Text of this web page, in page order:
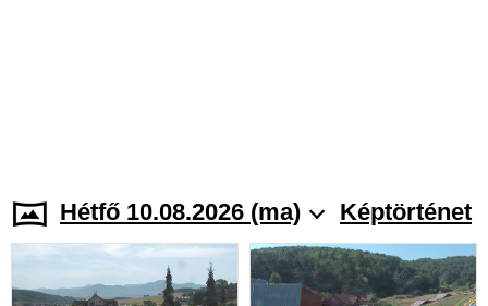
Hétfő 10.08.2026 (ma) Képtörténet